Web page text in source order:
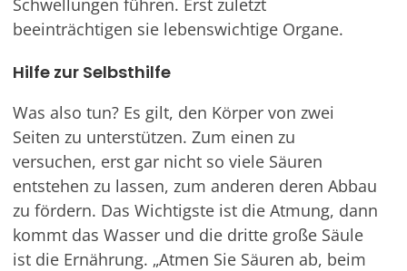
Schwellungen führen. Erst zuletzt
beeinträchtigen sie lebenswichtige Organe.
Hilfe zur Selbsthilfe
Was also tun? Es gilt, den Körper von zwei
Seiten zu unterstützen. Zum einen zu
versuchen, erst gar nicht so viele Säuren
entstehen zu lassen, zum anderen deren Abbau
zu fördern. Das Wichtigste ist die Atmung, dann
kommt das Wasser und die dritte große Säule
ist die Ernährung. „Atmen Sie Säuren ab, beim